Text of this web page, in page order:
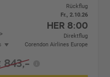
Rückflug
Fr., 2.10.26
HER 8:00
Direktflug
Corendon Airlines Europe
843,-